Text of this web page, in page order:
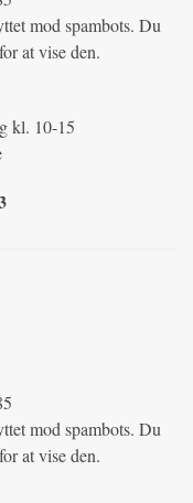
mod spambots. Du
at vise den.
kl. 10-15
mod spambots. Du
at vise den.